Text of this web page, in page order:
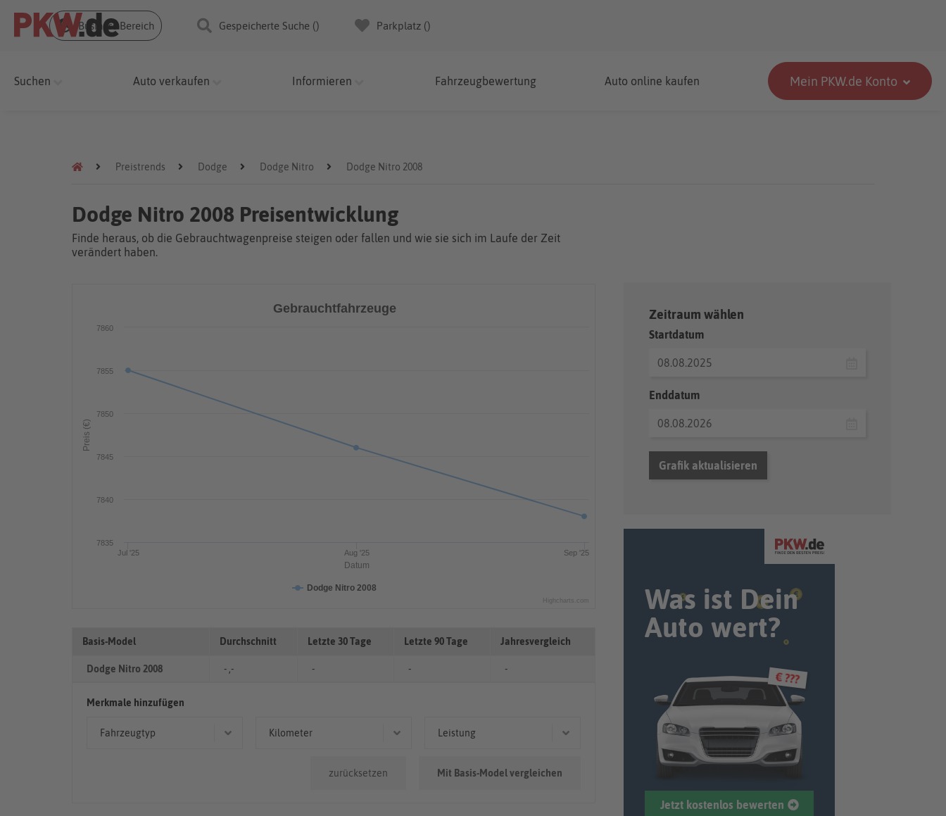
Business Bereich Gespeicherte Suche () Parkplatz ()
Suchen Auto verkaufen Informieren Fahrzeugbewertung Auto online kaufen Mein PKW.de Konto
Preistrends Dodge Dodge Nitro Dodge Nitro 2008
Dodge Nitro 2008 Preisentwicklung
Finde heraus, ob die Gebrauchtwagenpreise steigen oder fallen und wie sie sich im Laufe der Zeit
verändert haben.
Datum
Preis (€)
Gebrauchtfahrzeuge
Dodge Nitro 2008
Jul '25 Aug '25 Sep '25
7835
7840
7845
7850
7855
7860
Highcharts.com
Basis-Model Durchschnitt Letzte 30 Tage Letzte 90 Tage Jahresvergleich
Dodge Nitro 2008 - ,- - - -
Merkmale hinzufügen
Fahrzeugtyp Kilometer Leistung
zurücksetzen Mit Basis-Model vergleichen
Zeitraum wählen
Startdatum
Enddatum
Grafik aktualisieren
Was ist Dein
Auto wert?
€ ???
Jetzt kostenlos bewerten